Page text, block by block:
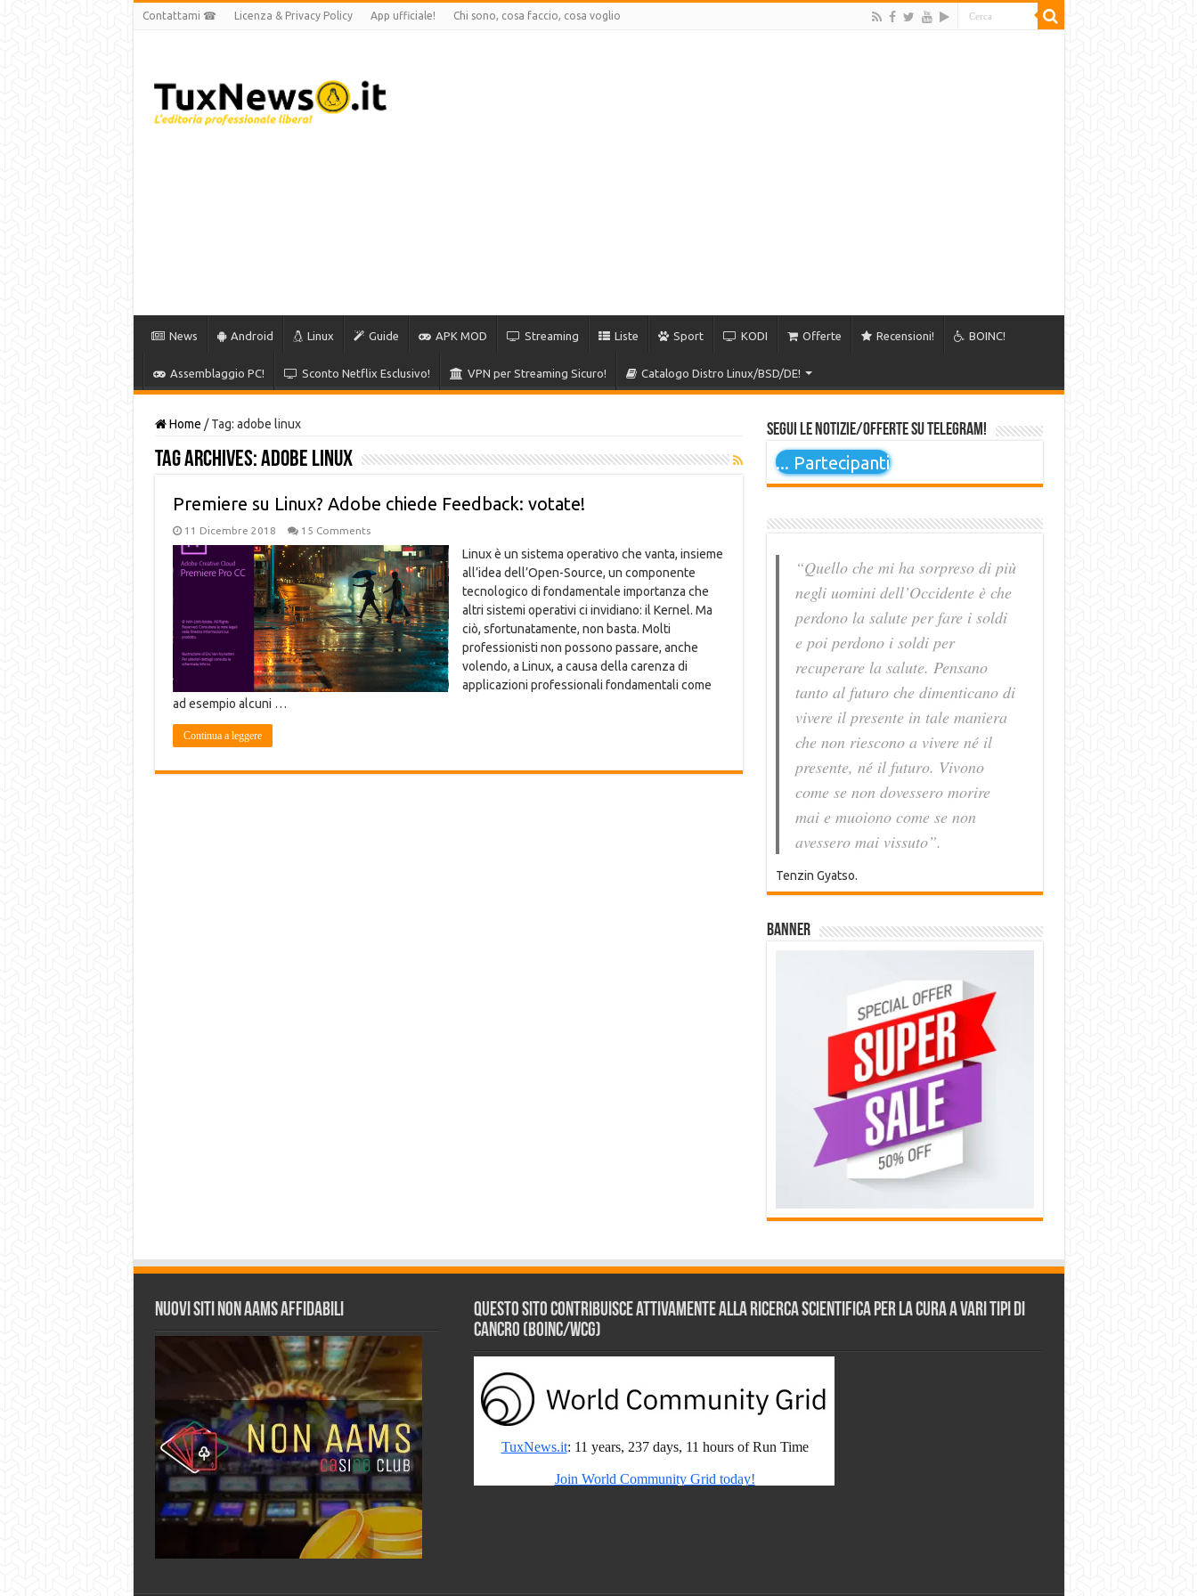
Contattami ☎ Licenza & Privacy Policy App ufficiale! Chi sono, cosa faccio, cosa voglio
News Android Linux Guide APK MOD Streaming Liste Sport KODI Offerte Recensioni! BOINC!
Assemblaggio PC! Sconto Netflix Esclusivo! VPN per Streaming Sicuro! Catalogo Distro Linux/BSD/DE!
Home / Tag: adobe linux
Tag Archives:adobe linux
Premiere su Linux? Adobe chiede Feedback: votate!
11 Dicembre 2018 15 Comments
Linux è un sistema operativo che vanta, insieme
all’idea dell’Open-Source, un componente
tecnologico di fondamentale importanza che
altri sistemi operativi ci invidiano: il Kernel. Ma
ciò, sfortunatamente, non basta. Molti
professionisti non possono passare, anche
volendo, a Linux, a causa della carenza di
applicazioni professionali fondamentali come
ad esempio alcuni …
Continua a leggere
Segui le notizie/offerte su Telegram!
... Partecipanti
“Quello che mi ha sorpreso di più
negli uomini dell’Occidente è che
perdono la salute per fare i soldi
e poi perdono i soldi per
recuperare la salute. Pensano
tanto al futuro che dimenticano di
vivere il presente in tale maniera
che non riescono a vivere né il
presente, né il futuro. Vivono
come se non dovessero morire
mai e muoiono come se non
avessero mai vissuto”.
Tenzin Gyatso.
Banner
Nuovi siti non AAMS affidabili
Questo sito contribuisce attivamente alla ricerca scientifica per la cura a vari tipi di
Cancro (BOINC/WCG)